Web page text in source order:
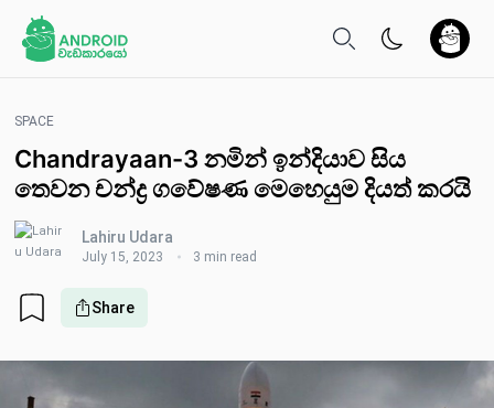
SPACE
Chandrayaan-3 නමින් ඉන්දියාව සිය
තෙවන චන්ද්‍ර ගවේෂණ මෙහෙයුම දියත් කරයි
Lahiru Udara
July 15, 2023 3 min read
Share